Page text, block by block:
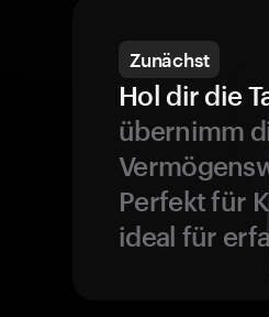
Zunächst
Hol dir die
übernimm
Perfekt für
ideal für